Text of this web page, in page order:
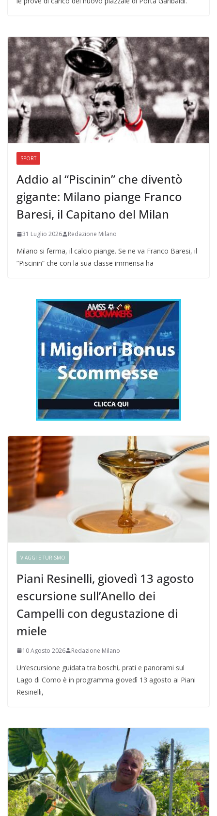
SPORT
Addio al “Piscinin” che diventò
gigante: Milano piange Franco
Baresi, il Capitano del Milan
31 Luglio 2026 Redazione Milano
Milano si ferma, il calcio piange. Se ne va Franco Baresi, il
“Piscinin” che con la sua classe immensa ha
VIAGGI E TURISMO
Piani Resinelli, giovedì 13 agosto
escursione sull’Anello dei
Campelli con degustazione di
miele
10 Agosto 2026 Redazione Milano
Un’escursione guidata tra boschi, prati e panorami sul
Lago di Como è in programma giovedì 13 agosto ai Piani
Resinelli,